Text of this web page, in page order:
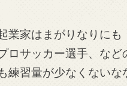
業家はまがりなりに
ロサッカー選手、など
練習量が少なくないな